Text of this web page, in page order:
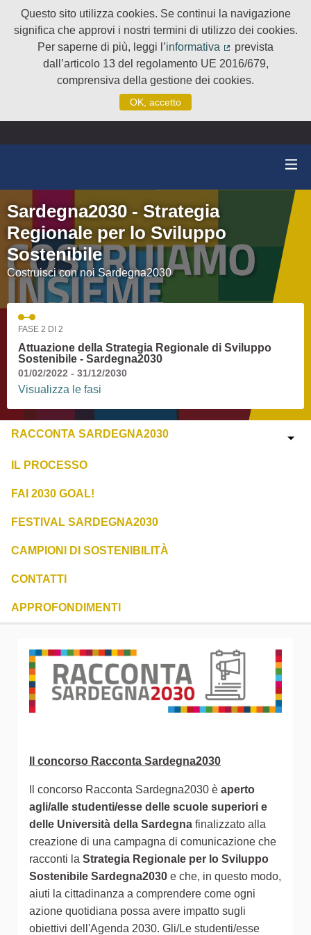
Questo sito utilizza cookies. Se continui la navigazione
significa che approvi i nostri termini di utilizzo dei cookies.
Per saperne di più, leggi l’informativa
(Collegamento
prevista
dall’articolo 13 del regolamento UE 2016/679,
comprensiva della gestione dei cookies.
OK, accetto
Sardegna2030 - Strategia
Regionale per lo Sviluppo
Sostenibile
Costruisci con noi Sardegna2030
FASE 2 DI 2
Attuazione della Strategia Regionale di Sviluppo
Sostenibile - Sardegna2030
01/02/2022 - 31/12/2030
Visualizza le fasi
RACCONTA SARDEGNA2030
IL PROCESSO
FAI 2030 GOAL!
FESTIVAL SARDEGNA2030
CAMPIONI DI SOSTENIBILITÀ
CONTATTI
APPROFONDIMENTI
Il concorso Racconta Sardegna2030
Il concorso Racconta Sardegna2030 è aperto
agli/alle studenti/esse delle scuole superiori e
delle Università della Sardegna finalizzato alla
creazione di una campagna di comunicazione che
racconti la Strategia Regionale per lo Sviluppo
Sostenibile Sardegna2030 e che, in questo modo,
aiuti la cittadinanza a comprendere come ogni
azione quotidiana possa avere impatto sugli
obiettivi dell'Agenda 2030. Gli/Le studenti/esse